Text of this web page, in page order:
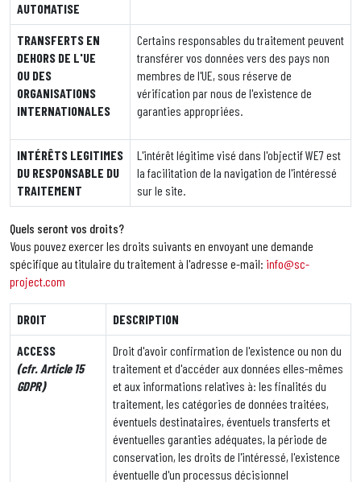
AUTOMATISE
TRANSFERTS EN
DEHORS DE L'UE
OU DES
ORGANISATIONS
INTERNATIONALES
Certains responsables du traitement peuvent
transférer vos données vers des pays non
membres de l'UE, sous réserve de
vérification par nous de l'existence de
garanties appropriées.
INTÉRÊTS LEGITIMES
DU RESPONSABLE DU
TRAITEMENT
L'intérêt légitime visé dans l'objectif WE7 est
la facilitation de la navigation de l'intéressé
sur le site.
Quels seront vos droits?
Vous pouvez exercer les droits suivants en envoyant une demande
spécifique au titulaire du traitement à l'adresse e-mail: info@sc-
project.com
DROIT DESCRIPTION
ACCESS
(cfr. Article 15
GDPR)
Droit d'avoir confirmation de l'existence ou non du
traitement et d'accéder aux données elles-mêmes
et aux informations relatives à: les finalités du
traitement, les catégories de données traitées,
éventuels destinataires, éventuels transferts et
éventuelles garanties adéquates, la période de
conservation, les droits de l'intéressé, l'existence
éventuelle d'un processus décisionnel